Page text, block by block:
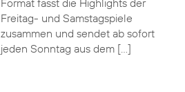
Format fasst die Highlights der
Freitag- und Samstagspiele
zusammen und sendet ab sofort
jeden Sonntag aus dem […]